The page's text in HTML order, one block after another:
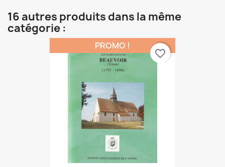
16 autres produits dans la même
catégorie :
PROMO !
favorite_border